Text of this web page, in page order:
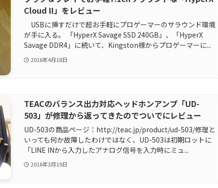
Cloud II」をレビュー
USBに挿すだけで超お手軽にプロゲーマーのサラウンド環境
が手に入る。 「HyperX Savage SSD 240GB」、「HyperX
Savage DDR4」に続いて、Kingston様からプロゲーマーに...
2016年4月18日
TEACのバランス出力対応ヘッドホンアンプ「UD-
503」が修理から返ってきたのでついでにレビュー
UD-503の商品ページ：http://teac.jp/product/ud-503/修理と
いっても何か故障したわけではなく、UD-503は初期ロットに
「LINE INから入力したアナログ信号を入力時にミュ...
2016年3月19日